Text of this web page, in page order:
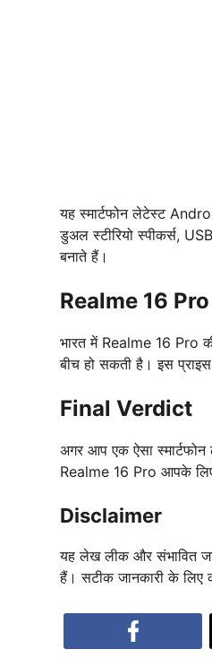
यह स्मार्टफोन लेटेस्ट
डुअल स्टीरियो स्पीकर्स,
बनाते हैं।
Realme 16
भारत में Realme 16 Pro
बीच हो सकती है। इस
Final Verdict
अगर आप एक ऐसा
Realme 16 Pro आपके लिए
Disclaimer
यह लेख लीक और संभावित
हैं। सटीक जानकारी के लिए